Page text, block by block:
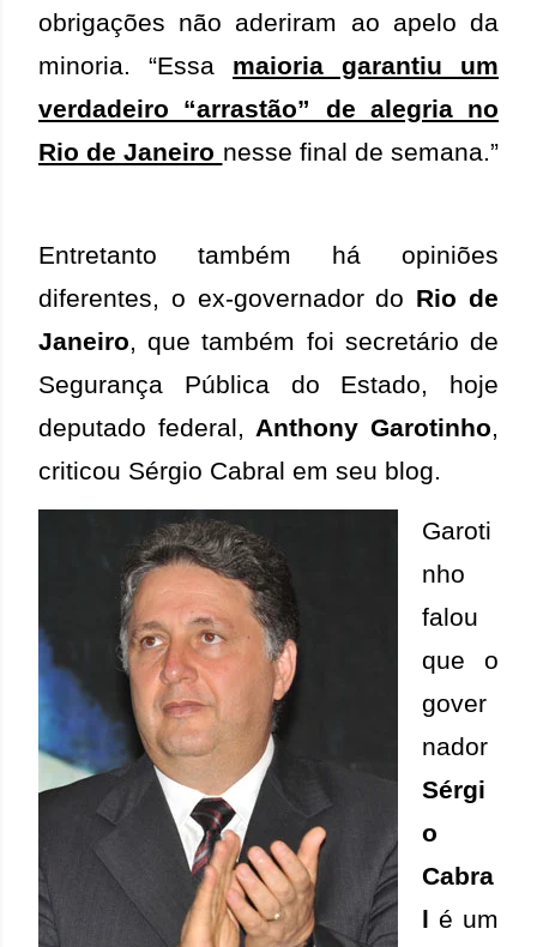
obrigações não aderiram ao apelo da
minoria. “Essa maioria garantiu um
verdadeiro “arrastão” de alegria no
Rio de Janeiro nesse final de semana.”
Entretanto também há opiniões
diferentes, o ex-governador do Rio de
Janeiro, que também foi secretário de
Segurança Pública do Estado, hoje
deputado federal,Anthony Garotinho,
criticou Sérgio Cabral em seu blog.
Garoti
nho
falou
que o
gover
nador
Sérgi
o
Cabra
l é um